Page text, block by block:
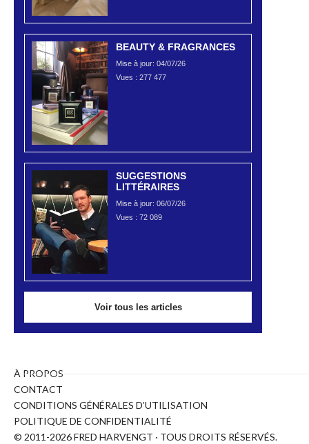
BEAUTY & FRAGRANCES
Mise à jour: 04/07/26
Vues : 277 477
SUGGESTIONS
LITTÉRAIRES
Mise à jour: 06/07/26
Vues : 72 089
Voir tous les articles
À PROPOS
CONTACT
CONDITIONS GÉNÉRALES D’UTILISATION
POLITIQUE DE CONFIDENTIALITÉ
© 2011-2026 FRED HARVENGT · TOUS DROITS RÉSERVÉS.